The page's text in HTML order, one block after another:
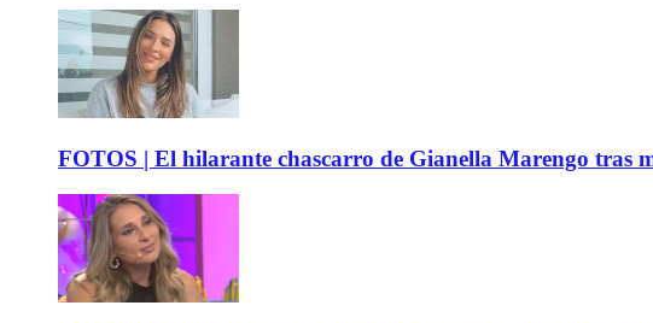
FOTOS | El hilarante chascarro de Gianella Marengo tras